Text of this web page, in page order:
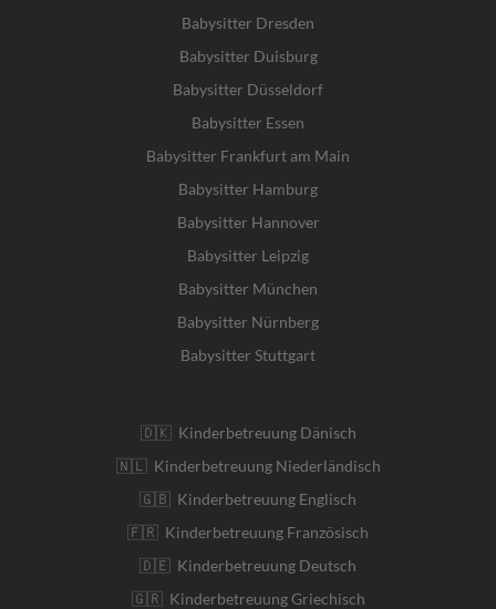
Babysitter Dresden
Babysitter Duisburg
Babysitter Düsseldorf
Babysitter Essen
Babysitter Frankfurt am Main
Babysitter Hamburg
Babysitter Hannover
Babysitter Leipzig
Babysitter München
Babysitter Nürnberg
Babysitter Stuttgart
🇩🇰 Kinderbetreuung Dänisch
🇳🇱 Kinderbetreuung Niederländisch
🇬🇧 Kinderbetreuung Englisch
🇫🇷 Kinderbetreuung Französisch
🇩🇪 Kinderbetreuung Deutsch
🇬🇷 Kinderbetreuung Griechisch